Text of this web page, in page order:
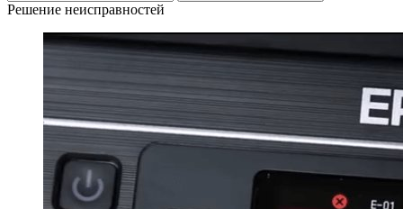
Решение неисправностей